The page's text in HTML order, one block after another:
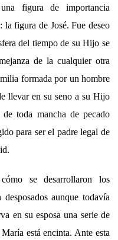
figura de importancia
figura de José. Fue deseo
del tiempo de su Hijo se
de la cualquier otra
formada por un hombre
llevar en su seno a su Hijo
toda mancha de pecado
para ser el padre legal de
se desarrollaron los
aunque todavía
en su esposa una serie de
está encinta. Ante esta